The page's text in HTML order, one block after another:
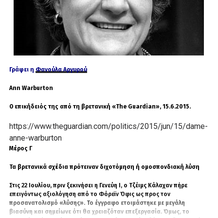
επιστημονικό αδιέξοδο.
Παράλληλα, προωθείται και η 5η φάση των
ταυτοποιήσεων Κυπρίων, στο πλαίσιο του
σχετικού προγράμματος της Κυπριακής
Ο Επίτροπος Προεδρίας Μάριος Χαρτσιώτης
ακόμη ένα ουσιαστικό βήμα στην προσπάθεια
αγνοουμένων και για την απόδοση της
οφειλόμενης τιμής στους πεσόντες και
αγνοουμένους του 1974.
τη στήριξη του Προέδρου Νίκου
Χριστοδουλίδη, επαναβεβαιώνει ότι το ζήτημα
των αγνοουμένων είναι πρωτίστως
Γράφει η Φανούλα Αργυρού
Ann Warburton
Ο επικήδειός της από τη βρετανική «The Guardian», 15.6.2015.
https://www.theguardian.com/politics/2015/jun/15/dame-
anne-warburton
Μέρος Γ΄
Τα βρετανικά σχέδια πρότειναν διχοτόμηση ή ομοσπονδιακή λύση
Στις 22 Ιουλίου, πριν ξεκινήσει η Γενεύη Ι, ο Τζέιμς Κάλαχαν πήρε
επειγόντως αξιολόγηση από το Φόρεϊν Όφις ως προς τον
προσανατολισμό «λύσης». Το έγγραφο ετοιμάστηκε με μεγάλη
βιασύνη και σημείωνε ότι θα χρειαζόταν επεξεργασία. Όμως, το